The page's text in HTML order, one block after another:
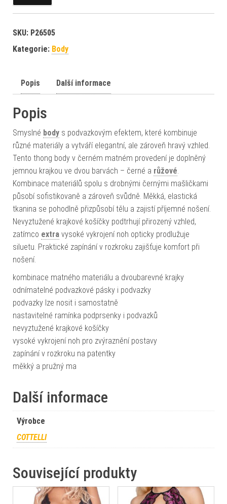
SKU: P26505
Kategorie: Body
Popis Další informace
Popis
Smyslné body s podvazkovým efektem, které kombinuje
různé materiály a vytváří elegantní, ale zároveň hravý vzhled.
Tento thong body v černém matném provedení je doplněný
jemnou krajkou ve dvou barvách – černé a růžové
Kombinace materiálů spolu s drobnými černými mašličkami
působí sofistikovaně a zároveň svůdně. Měkká, elastická
tkanina se pohodlně přizpůsobí tělu a zajistí příjemné nošení.
Nevyztužené krajkové košíčky podtrhují přirozený vzhled,
zatímco extra vysoké vykrojení noh opticky prodlužuje
siluetu. Praktické zapínání v rozkroku zajišťuje komfort při
nošení.
kombinace matného materiálu a dvoubarevné krajky
odnímatelné podvazkové pásky i podvazky
podvazky lze nosit i samostatně
nastavitelné ramínka podprsenky i podvazků
nevyztužené krajkové košíčky
vysoké vykrojení noh pro zvýraznění postavy
zapínání v rozkroku na patentky
měkký a pružný ma
Další informace
Výrobce
COTTELLI
Související produkty